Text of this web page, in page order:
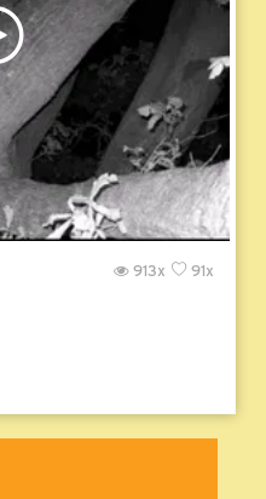
91x
913x